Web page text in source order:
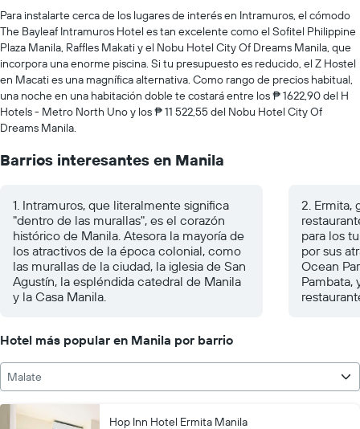
Para instalarte cerca de los lugares de interés en Intramuros, el cómodo
The Bayleaf Intramuros Hotel es tan excelente como el Sofitel Philippine
Plaza Manila, Raffles Makati y el Nobu Hotel City Of Dreams Manila, que
incorpora una enorme piscina. Si tu presupuesto es reducido, el Z Hostel
en Macati es una magnífica alternativa. Como rango de precios habitual,
una noche en una habitación doble te costará entre los ₱ 1622,90 del H
Hotels - Metro North Uno y los ₱ 11 522,55 del Nobu Hotel City Of
Dreams Manila.
Barrios interesantes en Manila
1. Intramuros, que literalmente significa
"dentro de las murallas", es el corazón
histórico de Manila. Atesora la mayoría de
los atractivos de la época colonial, como
las murallas de la ciudad, la iglesia de San
Agustín, la espléndida catedral de Manila
y la Casa Manila.
2. Ermita,
para los
por sus
Ocean
Pambata,
Hotel más popular en Manila por barrio
Malate
Hop Inn Hotel Ermita Manila